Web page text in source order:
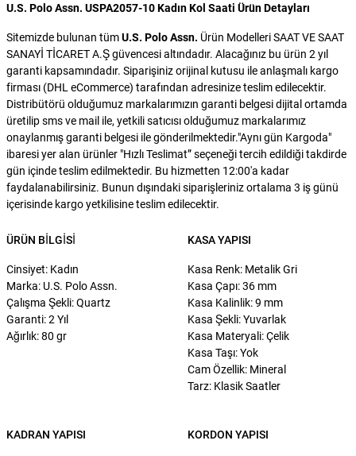
U.S. Polo Assn. USPA2057-10 Kadın Kol Saati Ürün Detayları
Sitemizde bulunan tümU.S. Polo Assn. Ürün Modelleri SAAT VE SAAT
SANAYİ TİCARET A.Ş güvencesi altındadır. Alacağınız bu ürün 2 yıl
garanti kapsamındadır. Siparişiniz orijinal kutusu ile anlaşmalı kargo
firması (DHL eCommerce) tarafından adresinize teslim edilecektir.
Distribütörü olduğumuz markalarımızın garanti belgesi dijital ortamda
üretilip sms ve mail ile, yetkili satıcısı olduğumuz markalarımız
onaylanmış garanti belgesi ile gönderilmektedir."Aynı gün Kargoda"
ibaresi yer alan ürünler "Hızlı Teslimat” seçeneği tercih edildiği takdirde
gün içinde teslim edilmektedir. Bu hizmetten 12:00'a kadar
faydalanabilirsiniz. Bunun dışındaki siparişleriniz ortalama 3 iş günü
içerisinde kargo yetkilisine teslim edilecektir.
ÜRÜN BILGISI
Cinsiyet: Kadın
Marka: U.S. Polo Assn.
Çalışma Şekli: Quartz
Garanti: 2 Yıl
Ağırlık: 80 gr
KASA YAPISI
Kasa Renk: Metalik Gri
Kasa Çapı: 36 mm
Kasa Kalinlik: 9 mm
Kasa Şekli: Yuvarlak
Kasa Materyali: Çelik
Kasa Taşı: Yok
Cam Özellik: Mineral
Tarz: Klasik Saatler
KADRAN YAPISI KORDON YAPISI